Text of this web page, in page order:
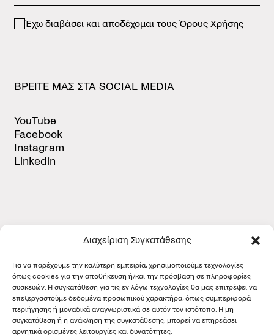
Διαχείριση Συγκατάθεσης
Για να παρέχουμε την καλύτερη εμπειρία, χρησιμοποιούμε τεχνολογίες
όπως cookies για την αποθήκευση ή/και την πρόσβαση σε πληροφορίες
συσκευών. Η συγκατάθεση για τις εν λόγω τεχνολογίες θα μας επιτρέψει να
επεξεργαστούμε δεδομένα προσωπικού χαρακτήρα, όπως συμπεριφορά
περιήγησης ή μοναδικά αναγνωριστικά σε αυτόν τον ιστότοπο. Η μη
συγκατάθεση ή η ανάκληση της συγκατάθεσης, μπορεί να επηρεάσει
αρνητικά ορισμένες λειτουργίες και δυνατότητες.
Έχω διαβάσει και αποδέχομαι τουςΌρους Χρήσης
ΒΡΕΙΤΕ ΜΑΣ ΣΤΑ SOCIAL MEDIA
YouTube
Facebook
Instagram
Linkedin